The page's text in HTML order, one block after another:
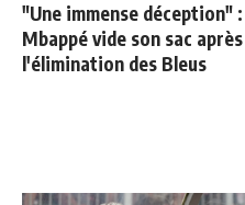
"Une immense déception" :
Mbappé vide son sac après
l'élimination des Bleus